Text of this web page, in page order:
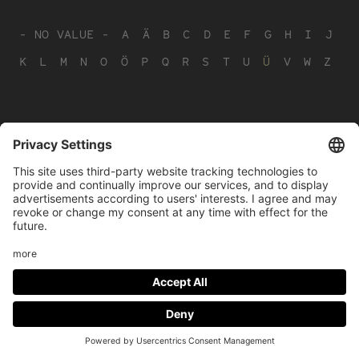
- NO VALUE - A Ä B C D E F G H I
J
K
L M N O Ö P Q R S T U Ü V W Z
Footer
menu
LEGAL NOTICE PRIVACY
IMAI PLAY CONDITIONS OF USE
Media
FACEBOOK